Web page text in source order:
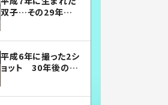
双子…その29年後
平成6年に撮った2シ
ョット 30年後の姿